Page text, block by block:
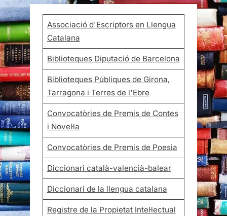
Associació d'Escriptors en Llengua
Catalana
Biblioteques Diputació de Barcelona
Biblioteques Públiques de Girona,
Tarragona i Terres de l'Ebre
Convocatòries de Premis de Contes
i Novel·la
Convocatòries de Premis de Poesia
Diccionari català-valencià-balear
Diccionari de la llengua catalana
Registre de la Propietat Intel·lectual